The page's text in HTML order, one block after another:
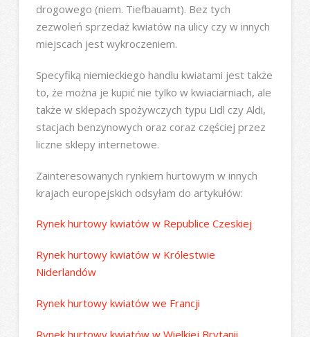
drogowego (niem. Tiefbauamt). Bez tych
zezwoleń sprzedaż kwiatów na ulicy czy w innych
miejscach jest wykroczeniem.
Specyfiką niemieckiego handlu kwiatami jest także
to, że można je kupić nie tylko w kwiaciarniach, ale
także w sklepach spożywczych typu Lidl czy Aldi,
stacjach benzynowych oraz coraz częściej przez
liczne sklepy internetowe.
Zainteresowanych rynkiem hurtowym w innych
krajach europejskich odsyłam do artykułów:
Rynek hurtowy kwiatów w Republice Czeskiej
Rynek hurtowy kwiatów w Królestwie
Niderlandów
Rynek hurtowy kwiatów we Francji
Rynek hurtowy kwiatów w Wielkiej Brytanii